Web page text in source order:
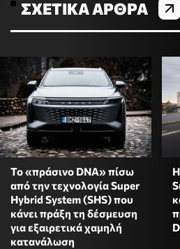
ΣΧΕΤΙΚΆ ΆΡΘΡΑ
Το «πράσινο DNA» πίσω
από την τεχνολογία Super
Hybrid System (SHS) που
κάνει πράξη τη δέσμευση
για εξαιρετικά χαμηλή
κατανάλωση